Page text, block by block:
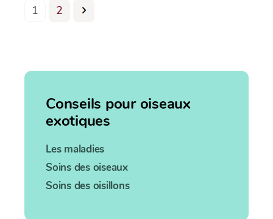
1 2
Conseils pour oiseaux
exotiques
Les maladies
Soins des oiseaux
Soins des oisillons